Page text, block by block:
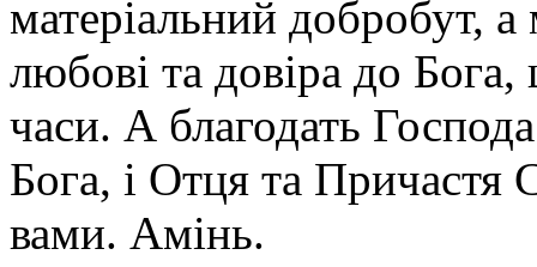
матеріальний добробут,
любові та довіра до
часи. А благодать
Бога, і Отця та Причастя
вами. Амінь.